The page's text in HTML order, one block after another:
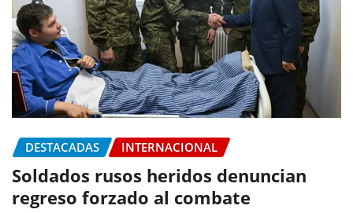
DESTACADAS INTERNACIONAL
Soldados rusos heridos denuncian
regreso forzado al combate